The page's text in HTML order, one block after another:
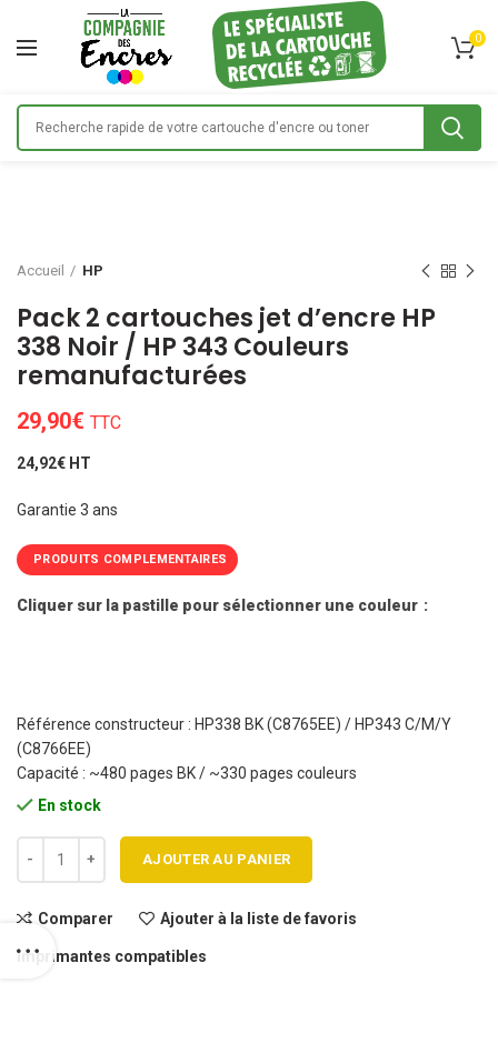
0
Accueil HP
Pack 2 cartouches jet d’encre HP
338 Noir / HP 343 Couleurs
remanufacturées
29,90€ TTC
24,92€ HT
Garantie 3 ans
PRODUITS COMPLEMENTAIRES
Cliquer sur la pastille pour sélectionner une couleur
Référence constructeur : HP338 BK (C8765EE) / HP343 C/M/Y
(C8766EE)
Capacité : ~480 pages BK / ~330 pages couleurs
En stock
AJOUTER AU PANIER
Comparer Ajouter à la liste de favoris
Imprimantes compatibles